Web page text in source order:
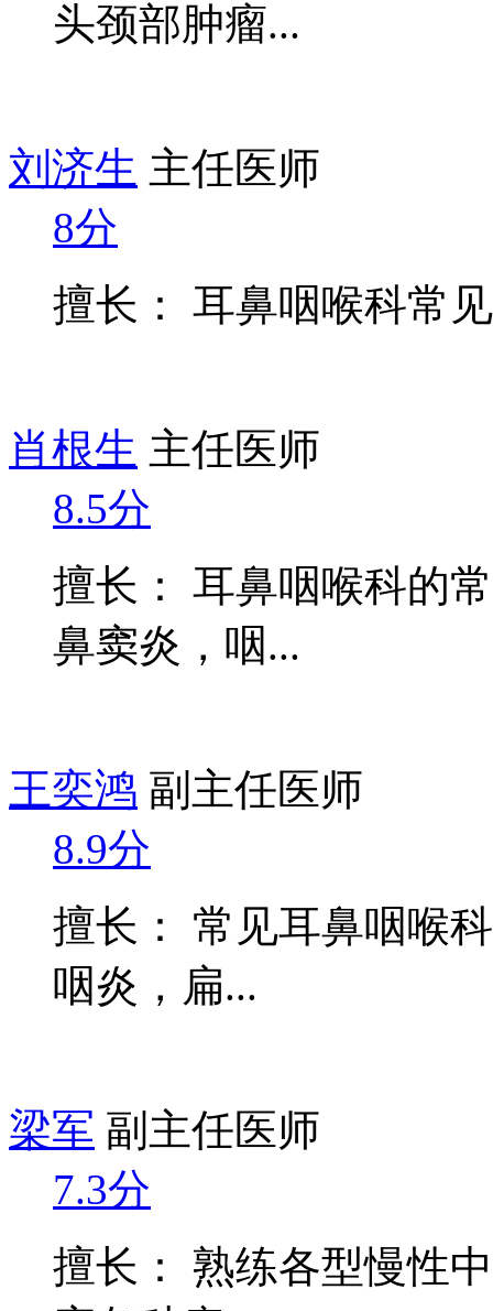
头颈部肿瘤...
刘济生 主任医师
8分
擅长： 耳鼻咽喉科常
肖根生 主任医师
8.5分
擅长： 耳鼻咽喉科的
鼻窦炎，咽...
王奕鸿 副主任医师
8.9分
擅长： 常见耳鼻咽喉
咽炎，扁...
梁军 副主任医师
7.3分
擅长： 熟练各型慢性